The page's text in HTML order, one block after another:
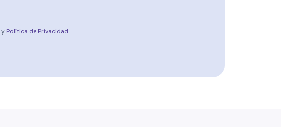
y Política de Privacidad.